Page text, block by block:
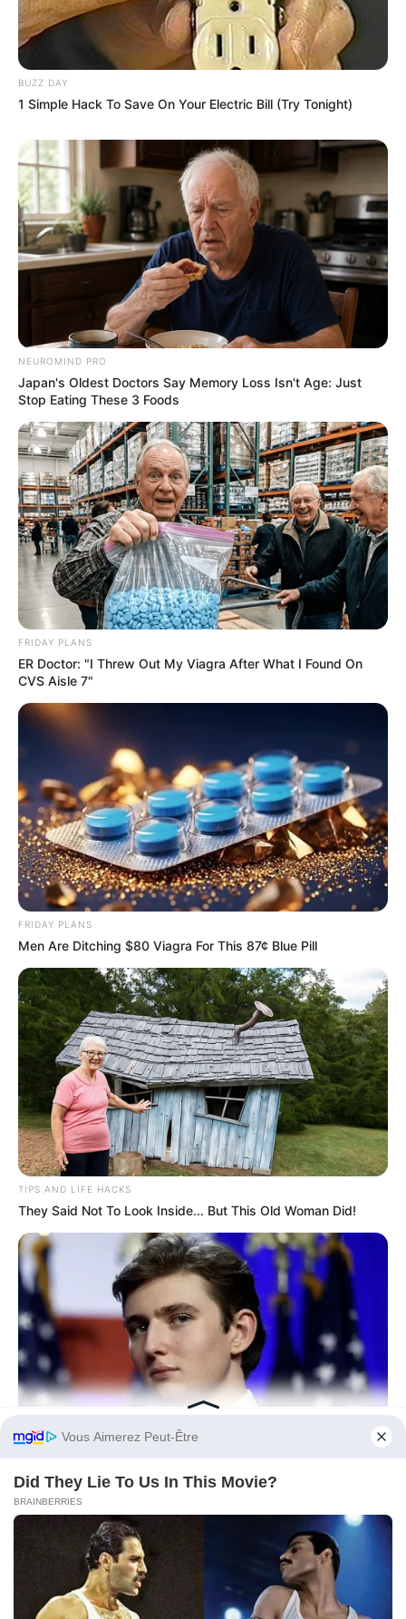
BUZZ DAY
1 Simple Hack To Save On Your Electric Bill (Try Tonight)
NEUROMIND PRO
Japan's Oldest Doctors Say Memory Loss Isn't Age: Just
Stop Eating These 3 Foods
FRIDAY PLANS
ER Doctor: "I Threw Out My Viagra After What I Found On
CVS Aisle 7"
FRIDAY PLANS
Men Are Ditching $80 Viagra For This 87¢ Blue Pill
TIPS AND LIFE HACKS
They Said Not To Look Inside... But This Old Woman Did!
Barron's Surprising Advice Made All The Difference For
Donald
Colorado Elk's Surprising Response After Being Freed From
Before You Go